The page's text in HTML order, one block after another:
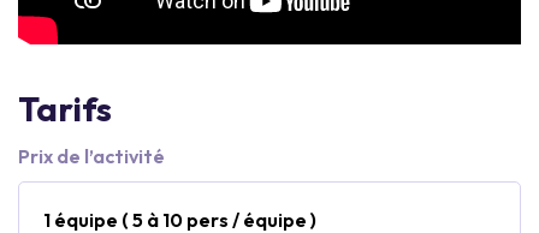
Tarifs
Prix de l’activité
1 équipe ( 5 à 10 pers / équipe )